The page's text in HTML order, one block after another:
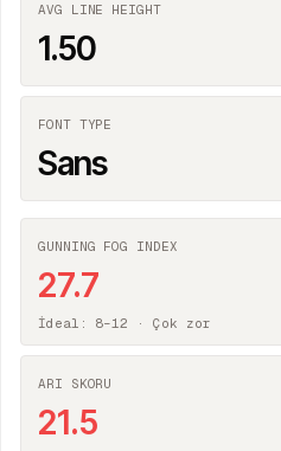
AVG LINE HEIGHT
1.50
FONT TYPE
Sans
GUNNING FOG INDEX
27.7
İdeal: 8–12 · Çok zor
ARI SKORU
21.5